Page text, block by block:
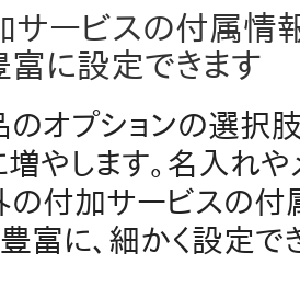
サービスの付属情
富に設定できます
オプションの選択肢
やします。名入れ
の付加サービスの付
富に、細かく設定で